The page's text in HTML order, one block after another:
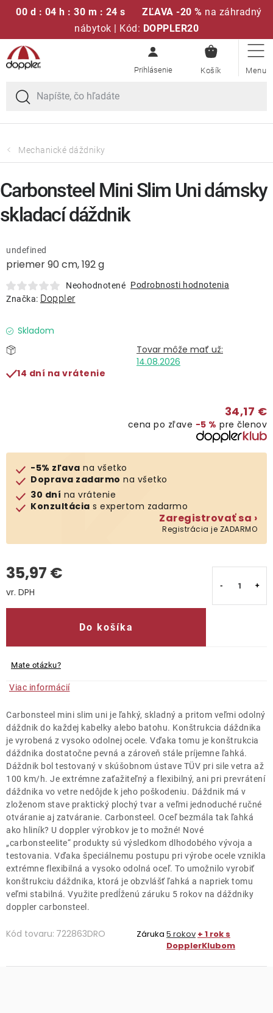
00 d : 04 h : 30 m : 24 s ZĽAVA -20 % na záhradný
nábytok | Kód: DOPPLER20
Prejsť
na
obsah
KOŠÍK
Sedacie súpravy
Slnečníky
Polstre a sedáky
Predávané značky
Klub výhod
Kontakty
Mechanické dáždniky
priemer 90 cm, 192 g
undefined
Neohodnotené Podrobnosti hodnotenia
Značka: Doppler
Skladom
14.08.2026
14 dní na vrátenie
34,17 €
cena po zľave −5 % pre členov
-5% zľava na všetko
Doprava zadarmo na všetko
30 dní na vrátenie
Konzultácia s expertom zadarmo
Zaregistrovať sa ›
Registrácia je ZADARMO
35,97 €
Do košíka
Mate otázku?
Viac informácií
Carbonsteel mini slim uni je ľahký, skladný a pritom veľmi odolný
dáždnik do každej kabelky alebo batohu. Konštrukcia dáždnika
je vyrobená z vysoko odolnej ocele. Vďaka tomu je konštrukcia
dáždnika dostatočne pevná a zároveň stále príjemne ľahká.
Dáždnik bol testovaný v skúšobnom ústave TÜV pri sile vetra až
100 km/h. Je extrémne zaťažiteľný a flexibilný, ani pri prevrátení
dáždnika vo vetre nedôjde k jeho poškodeniu. Dáždnik má v
zloženom stave praktický plochý tvar a veľmi jednoduché ručné
otváranie aj zatváranie. Carbonsteel. Oceľ bezmála tak ľahká
ako hliník? U doppler výrobkov je to možné! Nové
„carbonsteelite“ produkty sú výsledkom dlhodobého vývoja a
testovania. Vďaka špeciálnemu postupu pri výrobe ocele vznikla
extrémne flexibilná a vysoko odolná oceľ. To umožnilo vyrobiť
konštrukciu dáždnika, ktorá je obzvlášť ľahká a napriek tomu
veľmi stabilná. Využite predĺženú záruku 5 rokov na dáždniky
doppler carbonsteel.
Kód tovaru: 722863DRO Záruka 5 rokov + 1 rok s
DopplerKlubom
Carbonsteel Mini Slim Uni dámsky
skladací dáždnik